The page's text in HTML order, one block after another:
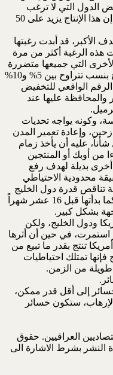
الدول التي لا ترغب
بمواجهة مع أمريكا، فإننا نستطيع القول إن هذا الإنتاج يزيد على 50
الأكبر، قد أبدت رغبتها
هذه الرغبة أكثر من مرة
التي جميعها متضررة
من سياسة الإغراق. يمكن تخفيض الإنتاج بنسب تتراوح بين 5% و10%
الواقعي للتخفيض
والمحافظة عليها عند
وكونه يواجه تحديات
وإعادة تعمير المدن
عليه أن يأخذ زمام
من أوبك أو المنتجين
أخرى بديلة لهدف رفع
محدودية الاحتياطي
تناقص قدرة دول الخليج
على الاستمرار بسياسة إغراق الأسواق كما بدأتها قبل 16 عشر شهراً
بشكل كبير.
ودول الخليج، ولكن
استمرت، في حين أن أثرها
تنتج بقدر ما تبيع من
تمتلك احتياطيات
طويلة من الزمن.
إلى أقل قدر ممكن،
ستكون خسائر
العراقيين. حقوق
النشر بشرط الاشارة الى